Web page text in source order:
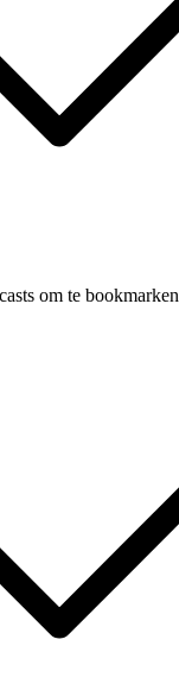
om te bookmarken